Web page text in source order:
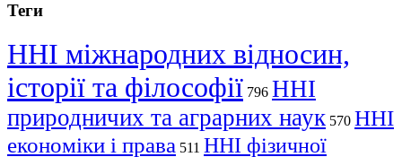
Теги
ННІ міжнародних відносин,
історії та філософії 796 ННІ
природничих та аграрних наук 570 ННІ
економіки і права 511 ННІ фізичної